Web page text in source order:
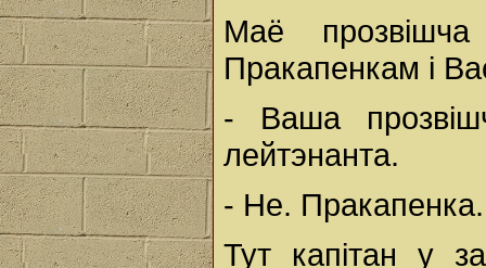
Маё
Пракапенкам і
- Ваша
лейтэнанта.
- Не.
Тут капітан у